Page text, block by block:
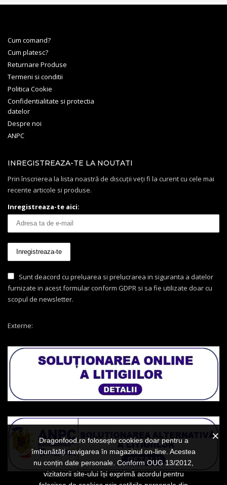
Cum comand?
Cum platesc?
Returnare Produse
Termeni si conditii
Politica Cookie
Confidentialitate si protectia
datelor
Despre noi
ANPC
INREGISTREAZA-TE LA NOUTATI
Prin înscrierea la lista noastră de discuții veți fi la curent cu cele mai
recente articole si produse.
Inregistreaza-te aici:
Sunt deacord cu preluarea si prelucrarea in siguranta a datelor
furnizate in acest formular conform GDPR si sa fie utilizate doar cu
scopul de newsletter.
Externe:
Dragonfood.ro folosește cookies doar pentru a
îmbunătăți navigarea în magazinul on-line. Acestea
nu conțin date personale. Conform OUG 13/2012,
vizitatorii site-ului își exprimă acordul pentru